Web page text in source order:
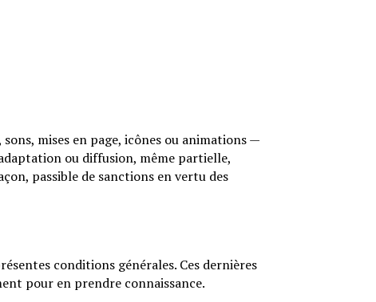
sons, mises en page, icônes ou animations —
ou diffusion, même partielle,
passible de sanctions en vertu des
conditions générales. Ces dernières
pour en prendre connaissance.